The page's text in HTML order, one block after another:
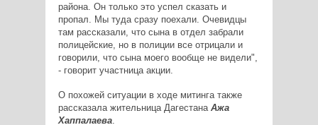
района. Он только это успел сказать и
пропал. Мы туда сразу поехали. Очевидцы
там рассказали, что сына в отдел забрали
полицейские, но в полиции все отрицали и
говорили, что сына моего вообще не видели",
- говорит участница акции.
О похожей ситуации в ходе митинга также
рассказала жительница Дагестана Ажа
Хаппалаева.